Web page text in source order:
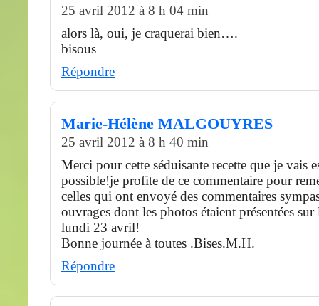
25 avril 2012 à 8 h 04 min
alors là, oui, je craquerai bien….
bisous
Répondre
Marie-Hélène MALGOUYRES
25 avril 2012 à 8 h 40 min
Merci pour cette séduisante recette que je vais
possible!je profite de ce commentaire pour
celles qui ont envoyé des commentaires
ouvrages dont les photos étaient présentées sur
lundi 23 avril!
Bonne journée à toutes .Bises.M.H.
Répondre